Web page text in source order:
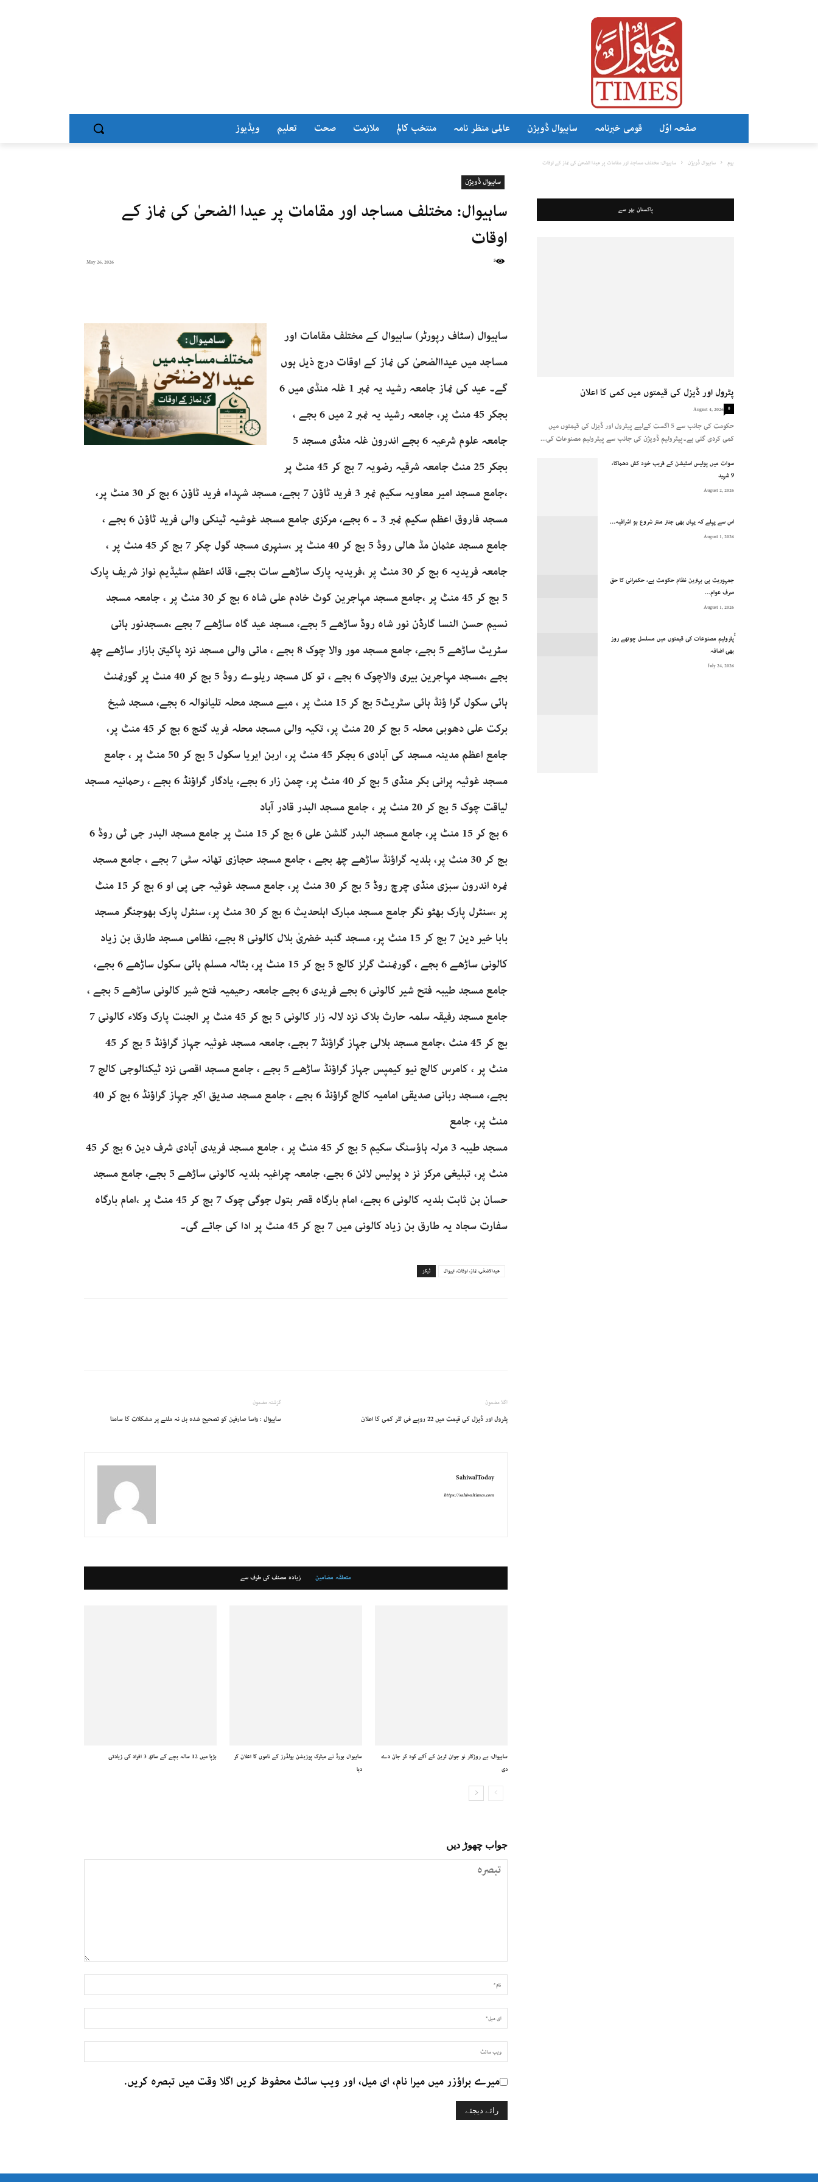
ویڈیوز تعلیم صحت ملازمت منتخب کالم عالمی منظر نامہ ساہیوال ڈویژن قومی خبرنامہ صفحہ اوّل
ہوم ساہیوال ڈویژن ساہیوال: مختلف مساجد اور مقامات پر عیدا الضحیٰ کی نماز کے اوقات
ساہیوال ڈویژن
ساہیوال: مختلف مساجد اور مقامات پر عیدا الضحیٰ کی نماز کے
اوقات
May 26, 2026 5
ساہیوال (سٹاف رپورٹر) ساہیوال کے مختلف مقامات اور
مساجد میں عیداالضحیٰ کی نماز کے اوقات درج ذیل ہوں
گے۔ عید کی نماز جامعہ رشید یہ نمبر 1 غلہ منڈی میں 6
بجکر 45 منٹ پر، جامعہ رشید یہ نمبر 2 میں 6 بجے ،
جامعہ علوم شرعیہ 6 بجے اندرون غلہ منڈی مسجد 5
بجکر 25 منٹ جامعہ شرقیہ رضویہ 7 بج کر 45 منٹ پر
،جامع مسجد امیر معاویہ سکیم نمبر 3 فرید ٹاؤن 7 بجے، مسجد شہداء فرید ٹاؤن 6 بج کر 30 منٹ پر،
مسجد فاروق اعظم سکیم نمبر 3 ۔ 6 بجے، مرکزی جامع مسجد غوشیہ ٹینکی والی فرید ٹاؤن 6 بجے ،
جامع مسجد عثمان مڈ ھالی روڈ 5 بج کر 40 منٹ پر ،سنہری مسجد گول چکر 7 بج کر 45 منٹ پر ،
جامعہ فریدیہ 6 بج کر 30 منٹ پر ،فریدیہ پارک ساڑھے سات بجے، قائد اعظم سٹیڈیم نواز شریف پارک
5 بج کر 45 منٹ پر ،جامع مسجد مہاجرین کوٹ خادم علی شاہ 6 بج کر 30 منٹ پر ، جامعہ مسجد
نسیم حسن النسا گارڈن نور شاہ روڈ ساڑھے 5 بجے، مسجد عید گاہ ساڑھے 7 بجے ،مسجدنور ہائی
سٹریٹ ساڑھے 5 بجے، جامع مسجد مور والا چوک 8 بجے ، مائی والی مسجد نزد پاکیتن بازار ساڑھے چھ
بجے ،مسجد مہاجرین بیری والاچوک 6 بجے ، تو کل مسجد ریلوے روڈ 5 بج کر 40 منٹ پر گورنمنٹ
ہائی سکول گرا ؤنڈ ہائی سٹریٹ5 بج کر 15 منٹ پر ، میے مسجد محلہ تلیانوالہ 6 بجے، مسجد شیخ
برکت علی دھوبی محلہ 5 بج کر 20 منٹ پر، تکیہ والی مسجد محلہ فرید گنج 6 بج کر 45 منٹ پر،
جامع اعظم مدینہ مسجد کی آبادی 6 بجکر 45 منٹ پر، اربن ایریا سکول 5 بج کر 50 منٹ پر ، جامع
مسجد غوثیہ پرانی بکر منڈی 5 بج کر 40 منٹ پر، چمن زار 6 بجے، یادگار گراؤنڈ 6 بجے ، رحمانیہ مسجد
لیاقت چوک 5 بج کر 20 منٹ پر ، جامع مسجد البدر قادر آباد
6 بج کر 15 منٹ پر، جامع مسجد البدر گلشن علی 6 بج کر 15 منٹ پر جامع مسجد البدر جی ٹی روڈ 6
بج کر 30 منٹ پر، بلدیہ گراؤنڈ ساڑھے چھ بجے ، جامع مسجد حجازی تھانہ سٹی 7 بجے ، جامع مسجد
نمرہ اندرون سبزی منڈی چرچ روڈ 5 بج کر 30 منٹ پر، جامع مسجد غوثیہ جی پی او 6 بج کر 15 منٹ
پر ،سنٹرل پارک بھٹو نگر جامع مسجد مبارک اہلحديث 6 بج کر 30 منٹ پر، سنٹرل پارک بھوجنگر مسجد
بابا خیر دین 7 بج کر 15 منٹ پر، مسجد گنبد خضریٰ بلال کالونی 8 بجے، نظامی مسجد طارق بن زیاد
کالونی ساڑھے 6 بجے ، گورنمنٹ گرلز کالج 5 بج کر 15 منٹ پر، بٹالہ مسلم ہائی سکول ساڑھے 6 بجے،
جامع مسجد طیبہ فتح شیر کالونی 6 بجے فریدی 6 بجے جامعہ رحیمیہ فتح شیر کالونی ساڑھے 5 بجے ،
جامع مسجد رفیقہ سلمہ حارث بلاک نزد لالہ زار کالونی 5 بج کر 45 منٹ پر الجنت پارک وکلاء کالونی 7
بج کر 45 منٹ ،جامع مسجد بلالی جہاز گراؤنڈ 7 بجے، جامعہ مسجد غوثیہ جہاز گراؤنڈ 5 بج کر 45
منٹ پر ، کامرس کالج نیو کیمپس جہاز گراؤنڈ ساڑھے 5 بجے ، جامع مسجد اقصی نزد ٹیکنالوجی کالج 7
بجے، مسجد ربانی صدیقی امامیہ کالج گراؤنڈ 6 بجے ، جامع مسجد صدیق اکبر جہاز گراؤنڈ 6 بج کر 40
منٹ پر، جامع
مسجد طیبہ 3 مرلہ ہاؤسنگ سکیم 5 بج کر 45 منٹ پر ، جامع مسجد فریدی آبادی شرف دین 6 بج کر 45
منٹ پر، تبلیغی مرکز نز د پولیس لائن 6 بجے، جامعہ چراغیہ بلدیہ کالونی ساڑھے 5 بجے، جامع مسجد
حسان بن ثابت بلدیہ کالونی 6 بجے، امام بارگاہ قصر بتول جوگی چوک 7 بج کر 45 منٹ پر ،امام بارگاہ
سفارت سجاد یہ طارق بن زیاد کالونی میں 7 بج کر 45 منٹ پر ادا کی جائے گی۔
ٹیگز عیدالاضحٰی، نماز، اوقات، اہیوال
گزشتہ مضمون
ساہیوال : واسا صارفین کو تصحیح شدہ بل نہ ملنے پر مشکلات کا سامنا
اگلا مضمون
پٹرول اور ڈیزل کی قیمت میں 22 روپے فی لٹر کمی کا اعلان
SahiwalToday
https://sahiwaltimes.com
متعلقہ مضامین زیادہ مصنف کی طرف سے
ہڑپا میں 12 سالہ بچے کے ساتھ 3 افراد کی زیادتی
ساہیوال بورڈ نے میٹرک پوزیشن ہولڈرز کے ناموں کا اعلان کر
دیا
ساہیوال: بے روزگار نو جوان ٹرین کے آگے کود کر جان دے
دی
جواب چھوڑ دیں
میرے براؤزر میں میرا نام، ای میل، اور ویب سائٹ محفوظ کریں اگلا وقت میں تبصرہ کریں.
پاکستان بھر سے
پٹرول اور ڈیزل کی قیمتوں میں کمی کا اعلان
August 4, 2026 0
حکومت کی جانب سے 5 اگست کےلیے پیٹرول اور ڈیزل کی قیمتوں میں
کمی کردی گئی ہے۔پیٹرولیم ڈویژن کی جانب سے پیٹرولیم مصنوعات کی...
سوات میں پولیس اسٹیشن کے قریب خود کش دھماکا،
9 شہید
August 2, 2026
اس سے پہلے کہ یہاں بھی جنتر منتر شروع ہو اشرافیہ...
August 1, 2026
جمہوریت ہی بہترین نظام حکومت ہے، حکمرانی کا حق
صرف عوام...
August 1, 2026
ُُپٹرولیم مصنوعات کی قیمتوں میں مسلسل چوتھے روز
بھی اضافہ
July 24, 2026